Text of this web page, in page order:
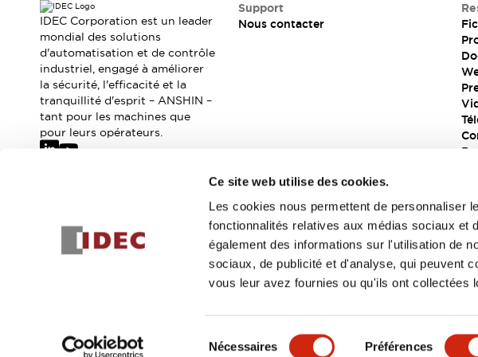
Ce site web utilise des cookies.
Les cookies nous permettent de personnaliser
fonctionnalités relatives aux médias sociaux et
également des informations sur l'utilisation de
sociaux, de publicité et d'analyse, qui peuvent
vous leur avez fournies ou qu'ils ont collectées
Nécessaires Préférences
Où acheter
Distributeurs en ligne
DÉTAILS DU PRODUIT
IDEC Corporation est un leader
mondial des solutions
d'automatisation et de contrôle
industriel, engagé à améliorer
la sécurité, l'efficacité et la
tranquillité d'esprit – ANSHIN –
tant pour les machines que
pour leurs opérateurs.
Support
Nous contacter
Inscrivez-vous
Politique de confidentialitéConditions générales